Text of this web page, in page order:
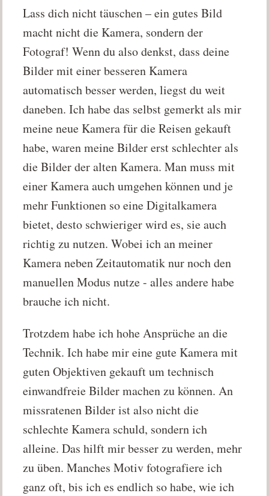
Lass dich nicht täuschen – ein gutes Bild
macht nicht die Kamera, sondern der
Fotograf! Wenn du also denkst, dass deine
Bilder mit einer besseren Kamera
automatisch besser werden, liegst du weit
daneben. Ich habe das selbst gemerkt als mir
meine neue Kamera für die Reisen gekauft
habe, waren meine Bilder erst schlechter als
die Bilder der alten Kamera. Man muss mit
einer Kamera auch umgehen können und je
mehr Funktionen so eine Digitalkamera
bietet, desto schwieriger wird es, sie auch
richtig zu nutzen. Wobei ich an meiner
Kamera neben Zeitautomatik nur noch den
manuellen Modus nutze - alles andere habe
brauche ich nicht.
Trotzdem habe ich hohe Ansprüche an die
Technik. Ich habe mir eine gute Kamera mit
guten Objektiven gekauft um technisch
einwandfreie Bilder machen zu können. An
missratenen Bilder ist also nicht die
schlechte Kamera schuld, sondern ich
alleine. Das hilft mir besser zu werden, mehr
zu üben. Manches Motiv fotografiere ich
ganz oft, bis ich es endlich so habe, wie ich